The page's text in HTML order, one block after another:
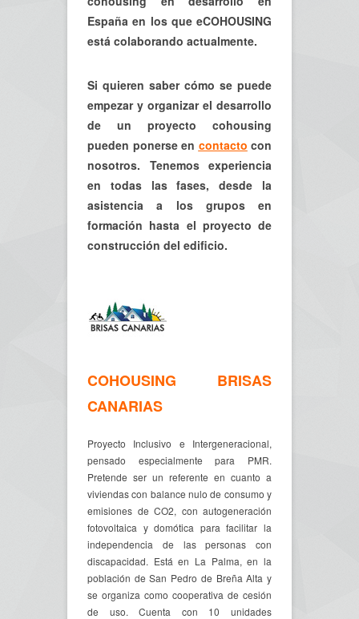
España en los que eCOHOUSING
está colaborando actualmente.
Si quieren saber cómo se puede
empezar y organizar el desarrollo
de un proyecto cohousing
pueden ponerse en contacto con
nosotros. Tenemos experiencia
en todas las fases, desde la
asistencia a los grupos en
formación hasta el proyecto de
construcción del edificio.
COHOUSING BRISAS
CANARIAS
Proyecto Inclusivo e Intergeneracional,
pensado especialmente para PMR.
Pretende ser un referente en cuanto a
viviendas con balance nulo de consumo y
emisiones de CO2, con autogeneración
fotovoltaica y domótica para facilitar la
independencia de las personas con
discapacidad. Está en La Palma, en la
población de San Pedro de Breña Alta y
se organiza como cooperativa de cesión
de uso. Cuenta con 10 unidades